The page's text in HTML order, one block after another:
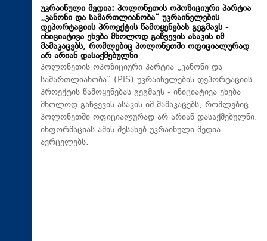
უკრაინული მედია: პოლონეთის ოპოზიციური პარტია
„კანონი და სამართლიანობა“ უკრაინელების
დეპორტაციის პროექტის წამოყენებას გეგმავს -
ინიციატივა ეხება მხოლოდ გაწვევის ასაკის იმ
მამაკაცებს, რომლებიც პოლონეთში ოფიციალურად
არ არიან დასაქმებულნი
პოლონეთის ოპოზიციური პარტია „კანონი და
სამართლიანობა“ (PiS) უკრაინელების დეპორტაციის
პროექტის წამოყენებას გეგმავს - ინიციატივა ეხება
მხოლოდ გაწვევის ასაკის იმ მამაკაცებს, რომლებიც
პოლონეთში ოფიციალურად არ არიან დასაქმებულნი.
ინფორმაციას ამის შესახებ უკრაინული მედია
ავრცელებს.